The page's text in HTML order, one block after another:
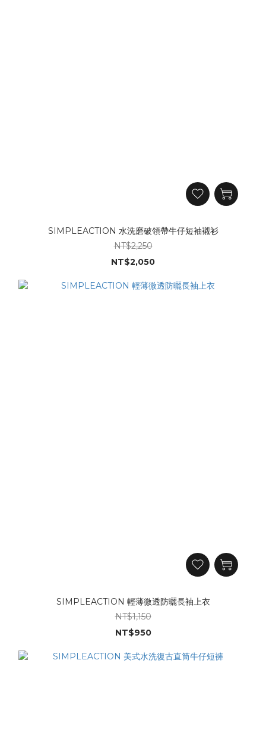
SIMPLEACTION 水洗磨破領帶牛仔短袖襯衫
NT$2,250
NT$2,050
SIMPLEACTION 輕薄微透防曬長袖上衣
NT$1,150
NT$950